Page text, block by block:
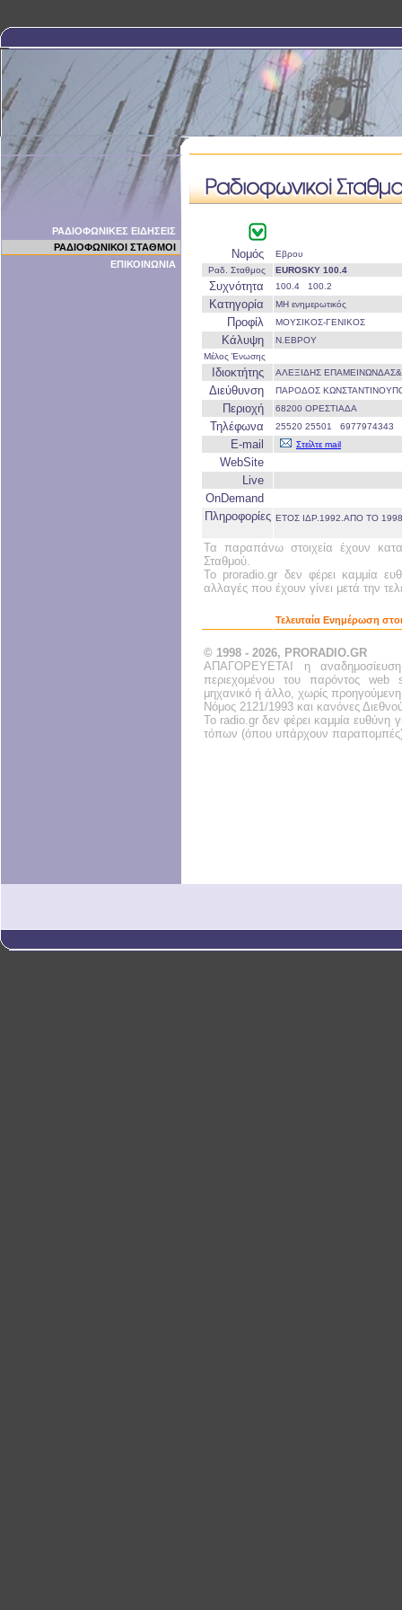
ΡΑΔΙΟΦΩΝΙΚΕΣ ΕΙΔΗΣΕΙΣ
ΡΑΔΙΟΦΩΝΙΚΟΙ ΣΤΑΘΜΟΙ
ΕΠΙΚΟΙΝΩΝΙΑ
Νομός
Εβρου
Ραδ. Σταθμος
EUROSKY 100.4
Συχνότητα 100.4 100.2
Κατηγορία ΜΗ ενημερωτικός
Προφίλ ΜΟΥΣΙΚΟΣ-ΓΕΝΙΚΟΣ
Κάλυψη
Ν.ΕΒΡΟΥ
Μέλος Ένωσης
Ιδιοκτήτης ΑΛΕΞΙΔΗΣ
Διεύθυνση ΠΑΡΟΔΟΣ
Περιοχή 68200 ΟΡΕΣΤΙΑΔΑ
Τηλέφωνα 25520 25501 6977974343
E-mail Στείλτε mail
WebSite
Live
OnDemand
Πληροφορίες ΕΤΟΣ ΙΔΡ.1992.ΑΠΟ ΤΟ
Τα παραπάνω στοιχεία έχουν
Σταθμού.
Το proradio.gr δεν φέρει καμμία
αλλαγές που έχουν γίνει μετά την
Τελευταία Ενημέρωση
© 1998 - 2026, PRORADIO.GR
ΑΠΑΓΟΡΕΥΕΤΑΙ η
περιεχομένου του παρόντος web
μηχανικό ή άλλο, χωρίς
Νόμος 2121/1993 και κανόνες
Το radio.gr δεν φέρει καμμία ευθύνη
τόπων (όπου υπάρχουν